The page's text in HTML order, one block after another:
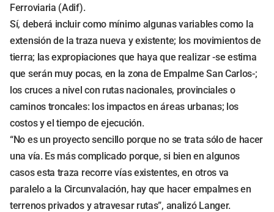
Ferroviaria (Adif).
Sí, deberá incluir como mínimo algunas variables como la
extensión de la traza nueva y existente; los movimientos de
tierra; las expropiaciones que haya que realizar -se estima
que serán muy pocas, en la zona de Empalme San Carlos-;
los cruces a nivel con rutas nacionales, provinciales o
caminos troncales: los impactos en áreas urbanas; los
costos y el tiempo de ejecución.
“No es un proyecto sencillo porque no se trata sólo de hacer
una vía. Es más complicado porque, si bien en algunos
casos esta traza recorre vías existentes, en otros va
paralelo a la Circunvalación, hay que hacer empalmes en
terrenos privados y atravesar rutas”, analizó Langer.